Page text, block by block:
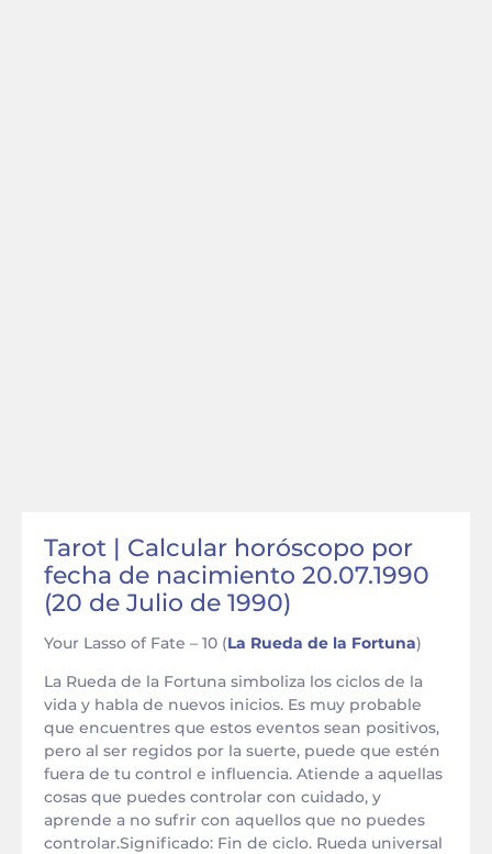
Tarot | Calcular horóscopo por
fecha de nacimiento 20.07.1990
(20 de Julio de 1990)
Your Lasso of Fate – 10 (La Rueda de la Fortuna)
La Rueda de la Fortuna simboliza los ciclos de la
vida y habla de nuevos inicios. Es muy probable
que encuentres que estos eventos sean positivos,
pero al ser regidos por la suerte, puede que estén
fuera de tu control e influencia. Atiende a aquellas
cosas que puedes controlar con cuidado, y
aprende a no sufrir con aquellos que no puedes
controlar.Significado: Fin de ciclo. Rueda universal